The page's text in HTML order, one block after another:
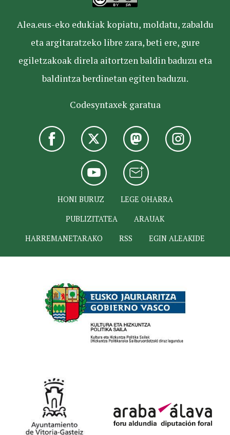
Alea.eus-eko edukiak kopiatu, moldatu, zabaldu
eta argitaratzeko libre zara, beti ere, gure
egiletzakoak direla aitortzen baldin baduzu eta
baldintza berdinetan egiten baduzu.
Codesyntaxek garatua
HONI BURUZ
LEGE OHARRA
PUBLIZITATEA
ARAUAK
HARREMANETARAKO
RSS EGIN ALEAKIDE